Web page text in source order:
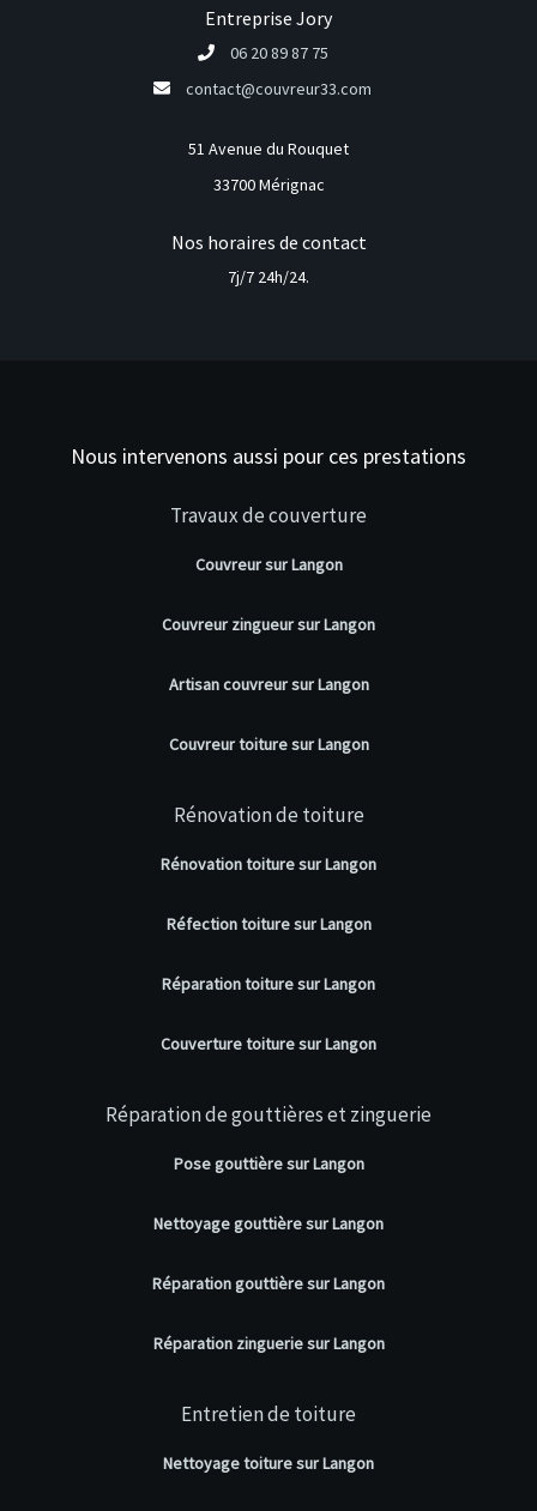
Entreprise Jory
06 20 89 87 75
contact@couvreur33.com
51 Avenue du Rouquet
33700 Mérignac
Nos horaires de contact
7j/7 24h/24.
Nous intervenons aussi pour ces prestations
Travaux de couverture
Couvreur sur Langon
Couvreur zingueur sur Langon
Artisan couvreur sur Langon
Couvreur toiture sur Langon
Rénovation de toiture
Rénovation toiture sur Langon
Réfection toiture sur Langon
Réparation toiture sur Langon
Couverture toiture sur Langon
Réparation de gouttières et zinguerie
Pose gouttière sur Langon
Nettoyage gouttière sur Langon
Réparation gouttière sur Langon
Réparation zinguerie sur Langon
Entretien de toiture
Nettoyage toiture sur Langon